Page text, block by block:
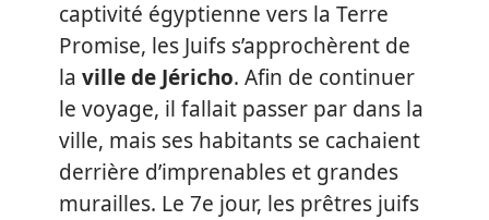
captivité égyptienne vers la Terre
Promise, les Juifs s’approchèrent de
la ville de Jéricho. Afin de continuer
le voyage, il fallait passer par dans la
ville, mais ses habitants se cachaient
derrière d’imprenables et grandes
murailles. Le 7e jour, les prêtres juifs